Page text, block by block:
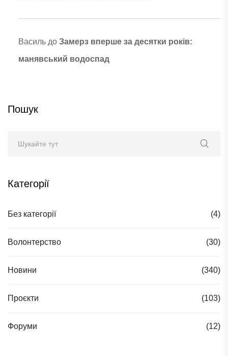
Васильдо Замерз вперше за десятки років:
манявський водоспад
Пошук
Категорії
Без категорії (4)
Волонтерство (30)
Новини (340)
Проєкти (103)
Форуми (12)